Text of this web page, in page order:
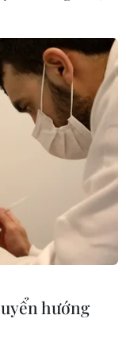
giúp thay đổi bộ mặt
giao thông cho
(Ảnh: Tuấn
Vietnam+)
hướng